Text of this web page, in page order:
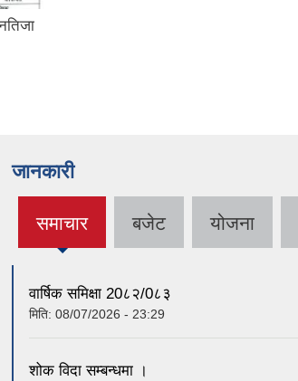
जानकारी
समाचार
(active
tab)
बजेट योजना
वार्षिक समिक्षा 20८२/0८३
मिति: 08/07/2026 - 23:29
शोक विदा सम्बन्धमा ।